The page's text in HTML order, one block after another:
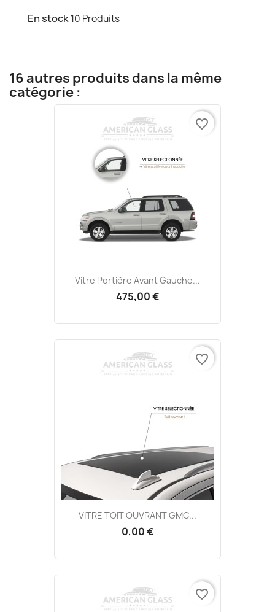
En stock10 Produits
16 autres produits dans la même
catégorie :
Vitre Portière Avant Gauche...
475,00 €
favorite_border
VITRE TOIT OUVRANT GMC...
0,00 €
favorite_border
favorite_border